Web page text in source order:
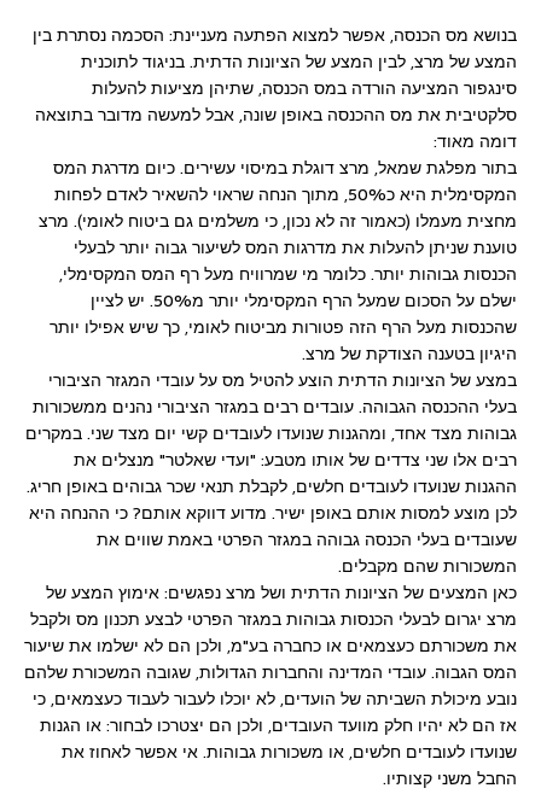
בנושא מס הכנסה, אפשר למצוא הפתעה מעניינת: הסכמה נסתרת בין
המצע של מרצ, לבין המצע של הציונות הדתית. בניגוד לתוכנית
סינגפור המציעה הורדה במס הכנסה, שתיהן מציעות להעלות
סלקטיבית את מס ההכנסה באופן שונה, אבל למעשה מדובר בתוצאה
דומה מאוד:
בתור מפלגת שמאל, מרצ דוגלת במיסוי עשירים. כיום מדרגת המס
המקסימלית היא כ50%, מתוך הנחה שראוי להשאיר לאדם לפחות
מחצית מעמלו (כאמור זה לא נכון, כי משלמים גם ביטוח לאומי). מרצ
טוענת שניתן להעלות את מדרגות המס לשיעור גבוה יותר לבעלי
הכנסות גבוהות יותר. כלומר מי שמרוויח מעל רף המס המקסימלי,
ישלם על הסכום שמעל הרף המקסימלי יותר מ50%. יש לציין
שהכנסות מעל הרף הזה פטורות מביטוח לאומי, כך שיש אפילו יותר
היגיון בטענה הצודקת של מרצ.
במצע של הציונות הדתית הוצע להטיל מס על עובדי המגזר הציבורי
בעלי ההכנסה הגבוהה. עובדים רבים במגזר הציבורי נהנים ממשכורות
גבוהות מצד אחד, ומהגנות שנועדו לעובדים קשי יום מצד שני. במקרים
רבים אלו שני צדדים של אותו מטבע: "ועדי שאלטר" מנצלים את
ההגנות שנועדו לעובדים חלשים, לקבלת תנאי שכר גבוהים באופן חריג.
לכן מוצע למסות אותם באופן ישיר. מדוע דווקא אותם? כי ההנחה היא
שעובדים בעלי הכנסה גבוהה במגזר הפרטי באמת שווים את
המשכורות שהם מקבלים.
כאן המצעים של הציונות הדתית ושל מרצ נפגשים: אימוץ המצע של
מרצ יגרום לבעלי הכנסות גבוהות במגזר הפרטי לבצע תכנון מס ולקבל
את משכורתם כעצמאים או כחברה בע"מ, ולכן הם לא ישלמו את שיעור
המס הגבוה. עובדי המדינה והחברות הגדולות, שגובה המשכורת שלהם
נובע מיכולת השביתה של הועדים, לא יוכלו לעבור לעבוד כעצמאים, כי
אז הם לא יהיו חלק מוועד העובדים, ולכן הם יצטרכו לבחור: או הגנות
שנועדו לעובדים חלשים, או משכורות גבוהות. אי אפשר לאחוז את
החבל משני קצותיו.